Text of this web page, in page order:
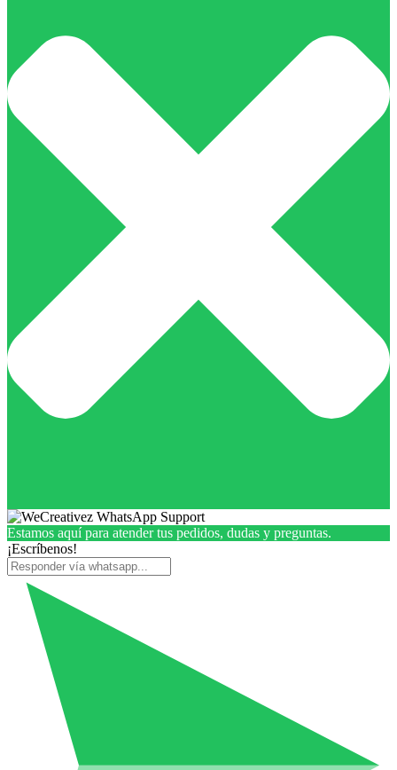
Estamos aquí para atender tus pedidos, dudas y preguntas.
¡Escríbenos!